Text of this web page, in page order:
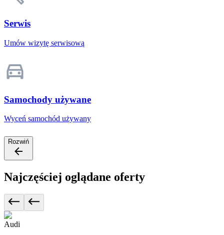
Serwis
Umów wizytę serwisową
Samochody używane
Wyceń samochód używany
Rozwiń
Najczęściej oglądane oferty
Audi